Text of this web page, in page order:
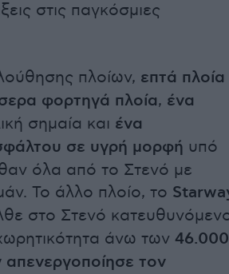
στις παγκόσμιες
πλοίων, επτά πλοία
φορτηγά πλοία, ένα
σημαία και ένα
σε υγρή μορφή υπό
όλα από το Στενό με
Το άλλο πλοίο, το
στο Στενό
άνω των 46.000
τον